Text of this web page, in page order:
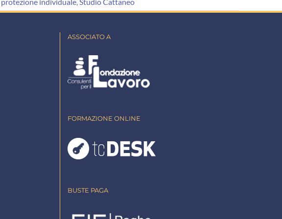
ASSOCIATO A
FORMAZIONE ONLINE
BUSTE PAGA